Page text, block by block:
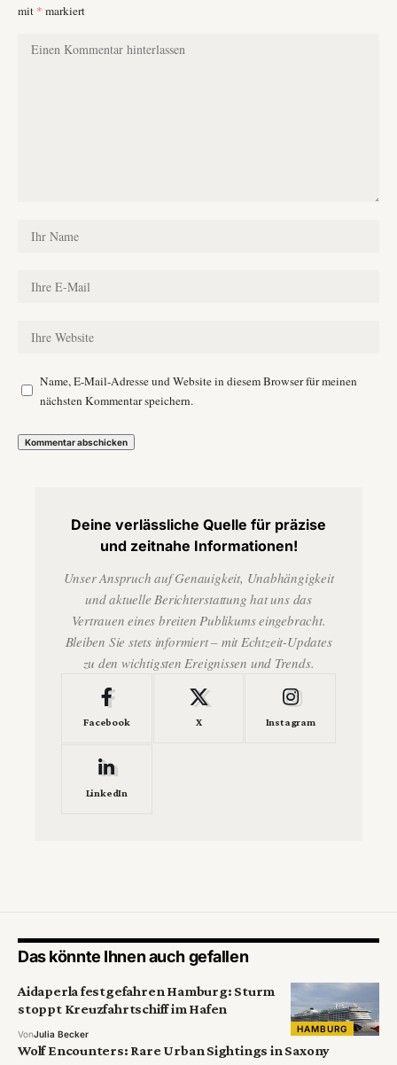
mit * markiert
Name, E-Mail-Adresse und Website in diesem Browser für meinen
nächsten Kommentar speichern.
Deine verlässliche Quelle für präzise
und zeitnahe Informationen!
Unser Anspruch auf Genauigkeit, Unabhängigkeit
und aktuelle Berichterstattung hat uns das
Vertrauen eines breiten Publikums eingebracht.
Bleiben Sie stets informiert – mit Echtzeit-Updates
zu den wichtigsten Ereignissen und Trends.
Facebook X Instagram
LinkedIn
Das könnte Ihnen auch gefallen
HAMBURG
Aidaperla festgefahren Hamburg: Sturm
stoppt Kreuzfahrtschiff im Hafen
VonJulia Becker
Wolf Encounters: Rare Urban Sightings in Saxony